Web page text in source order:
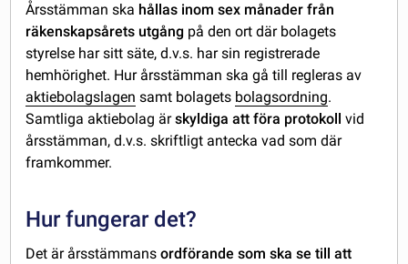
Årsstämman ska hållas inom sex månader från
räkenskapsårets utgång på den ort där bolagets
styrelse har sitt säte, d.v.s. har sin registrerade
hemhörighet. Hur årsstämman ska gå till regleras av
aktiebolagslagen samt bolagets bolagsordning.
Samtliga aktiebolag ärskyldiga att föra protokoll
vid
årsstämman, d.v.s. skriftligt antecka vad som där
framkommer.
Hur fungerar det?
Det är årsstämmansordförande som ska se till att